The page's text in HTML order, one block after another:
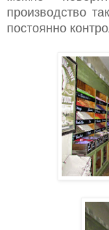
производство
постоянно